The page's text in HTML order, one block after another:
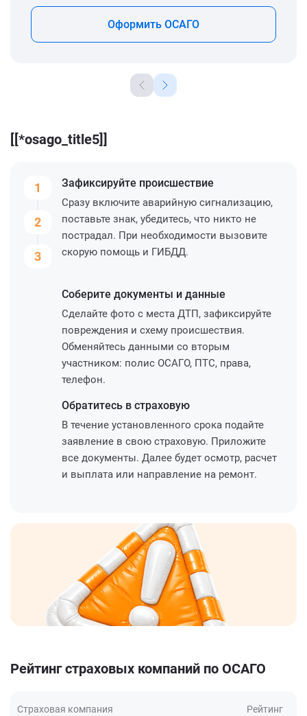
Оформить ОСАГО
[[*osago_title5]]
1
2
3
Зафиксируйте происшествие
Сразу включите аварийную сигнализацию,
поставьте знак, убедитесь, что никто не
пострадал. При необходимости вызовите
скорую помощь и ГИБДД.
Соберите документы и данные
Сделайте фото с места ДТП, зафиксируйте
повреждения и схему происшествия.
Обменяйтесь данными со вторым
участником: полис ОСАГО, ПТС, права,
телефон.
Обратитесь в страховую
В течение установленного срока подайте
заявление в свою страховую. Приложите
все документы. Далее будет осмотр, расчет
и выплата или направление на ремонт.
Рейтинг страховых компаний по ОСАГО
Страховая компания Рейтинг